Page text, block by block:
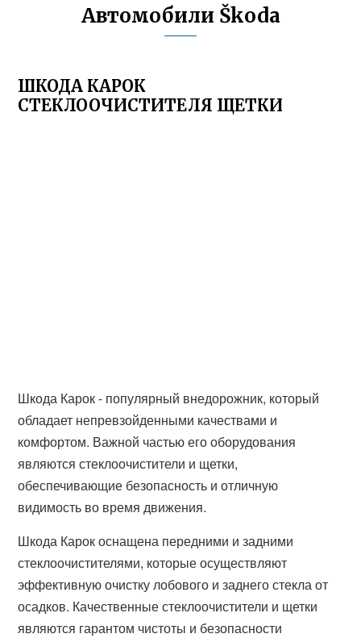
Автомобили Škoda
ШКОДА КАРОК
СТЕКЛООЧИСТИТЕЛЯ ЩЕТКИ
Шкода Карок - популярный внедорожник, который
обладает непревзойденными качествами и
комфортом. Важной частью его оборудования
являются стеклоочистители и щетки,
обеспечивающие безопасность и отличную
видимость во время движения.
Шкода Карок оснащена передними и задними
стеклоочистителями, которые осуществляют
эффективную очистку лобового и заднего стекла от
осадков. Качественные стеклоочистители и щетки
являются гарантом чистоты и безопасности